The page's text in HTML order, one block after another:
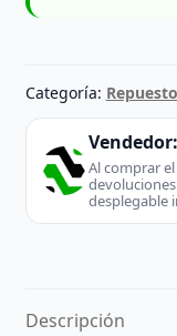
Categoría:
Vendedor:
Al comprar
desplegable
Descripción